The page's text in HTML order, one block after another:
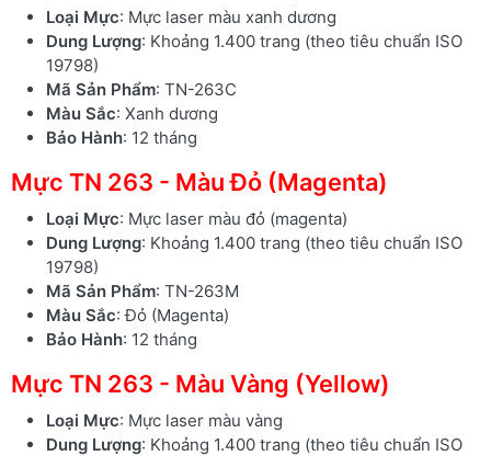
Loại Mực: Mực laser màu xanh dương
Dung Lượng: Khoảng 1.400 trang (theo tiêu chuẩn ISO
19798)
Mã Sản Phẩm: TN-263C
Màu Sắc: Xanh dương
Bảo Hành: 12 tháng
Mực TN 263 - Màu Đỏ (Magenta)
Loại Mực: Mực laser màu đỏ (magenta)
Dung Lượng: Khoảng 1.400 trang (theo tiêu chuẩn ISO
19798)
Mã Sản Phẩm: TN-263M
Màu Sắc: Đỏ (Magenta)
Bảo Hành: 12 tháng
Mực TN 263 - Màu Vàng (Yellow)
Loại Mực: Mực laser màu vàng
Dung Lượng: Khoảng 1.400 trang (theo tiêu chuẩn ISO